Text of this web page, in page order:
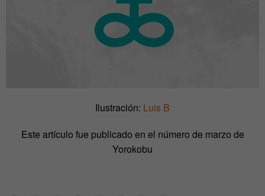
Ilustración: Luis B
Este artículo fue publicado en el número de marzo de
Yorokobu